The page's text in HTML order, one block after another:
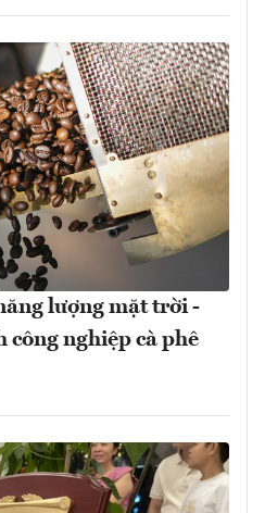
lượng mặt trời -
công nghiệp cà phê